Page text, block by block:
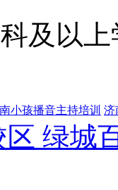
及以
小孩播音主持培训 济
区 绿城